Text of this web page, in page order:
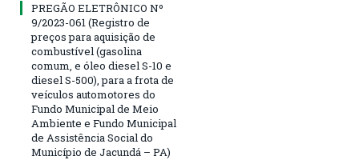
PREGÃO ELETRÔNICO Nº
9/2023-061 (Registro de
preços para aquisição de
combustível (gasolina
comum, e óleo diesel S-10 e
diesel S-500), para a frota de
veículos automotores do
Fundo Municipal de Meio
Ambiente e Fundo Municipal
de Assistência Social do
Município de Jacundá – PA)